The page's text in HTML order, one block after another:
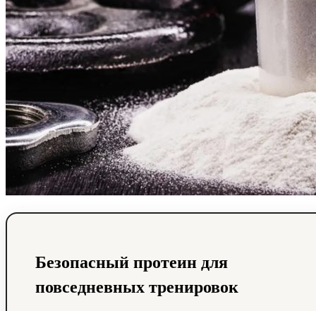
Безопасный протеин для
повседневных тренировок